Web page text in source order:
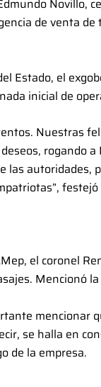
Novillo,
de venta
Estado, el
inicial de
Nuestras
rogando
las
el coronel
Mencionó
mencionar
se halla en
de la empresa.